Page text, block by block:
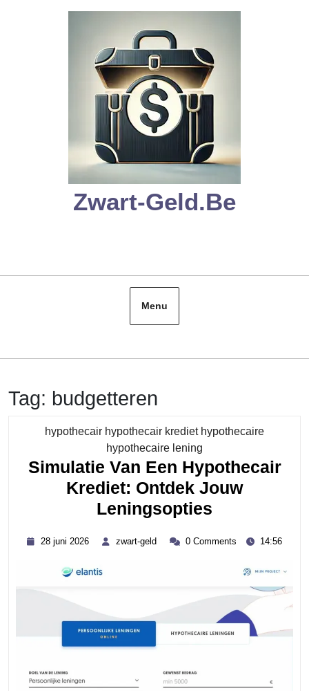
Zwart-Geld.be
Menu
Tag: budgetteren
hypothecair hypothecair krediet hypothecaire
hypothecaire lening
Simulatie Van Een Hypothecair
Krediet: Ontdek Jouw
Leningsopties
Een
Krediet:
Ontdek
Jouw
28 juni 2026 zwart-geld
zwart- 0 Comments 14:56